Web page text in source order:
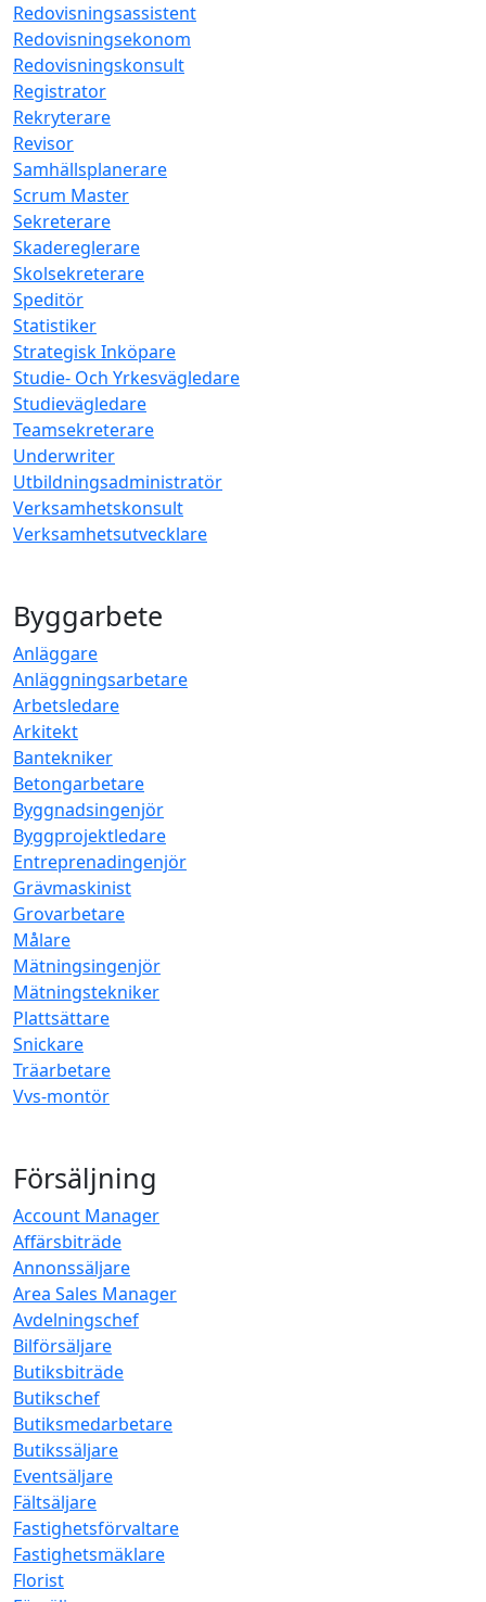
Redovisningsassistent
Redovisningsekonom
Redovisningskonsult
Registrator
Rekryterare
Revisor
Samhällsplanerare
Scrum Master
Sekreterare
Skadereglerare
Skolsekreterare
Speditör
Statistiker
Strategisk Inköpare
Studie- Och Yrkesvägledare
Studievägledare
Teamsekreterare
Underwriter
Utbildningsadministratör
Verksamhetskonsult
Verksamhetsutvecklare
Byggarbete
Anläggare
Anläggningsarbetare
Arbetsledare
Arkitekt
Bantekniker
Betongarbetare
Byggnadsingenjör
Byggprojektledare
Entreprenadingenjör
Grävmaskinist
Grovarbetare
Målare
Mätningsingenjör
Mätningstekniker
Plattsättare
Snickare
Träarbetare
Vvs-montör
Försäljning
Account Manager
Affärsbiträde
Annonssäljare
Area Sales Manager
Avdelningschef
Bilförsäljare
Butiksbiträde
Butikschef
Butiksmedarbetare
Butikssäljare
Eventsäljare
Fältsäljare
Fastighetsförvaltare
Fastighetsmäklare
Florist